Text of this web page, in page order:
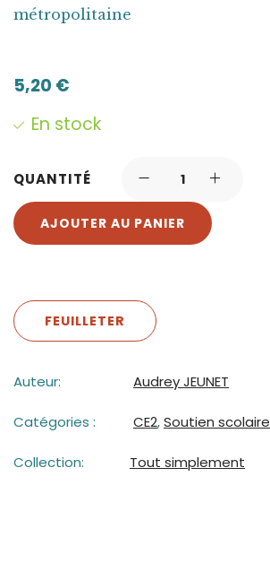
métropolitaine
5,20 €
En stock
QUANTITÉ
AJOUTER AU PANIER
FEUILLETER
Auteur: Audrey JEUNET
Catégories : CE2,Soutien scolaire
Collection: Tout simplement